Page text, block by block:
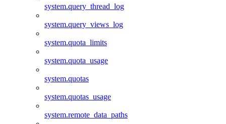
system.query_thread_log
system.query_views_log
system.quota_limits
system.quota_usage
system.quotas
system.quotas_usage
system.remote_data_paths